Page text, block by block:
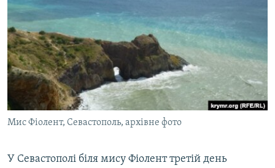
СПЕЦПРОЕКТИ
ДЕПОРТАЦІЯ
ВІДЕОУРОКИ «ELIFBE»
СВІДЧЕННЯ ОКУПАЦІЇ
УКРАЇНСЬКА ПРОБЛЕМА КРИМУ
ІНФОГРАФІКА
ЯК ОБІЙТИ БЛОКУВАННЯ
Русский
Qırımtatar
ДОЛУЧАЙСЯ!
Мис Фіолент, Севастополь, архівне фото
У Севастополі біля мису Фіолент третій день